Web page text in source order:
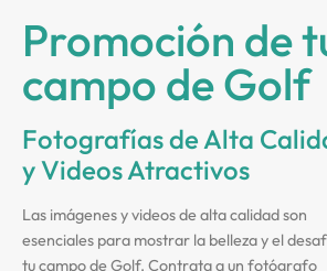
Promoción de
campo de Golf
Fotografías de Alta
y Videos Atractivos
Las imágenes y videos de alta calidad son
esenciales para mostrar la belleza y el
tu campo de Golf. Contrata a un fotógrafo